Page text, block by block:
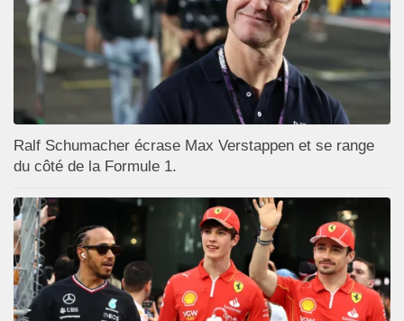
Ralf Schumacher écrase Max Verstappen et se range
du côté de la Formule 1.